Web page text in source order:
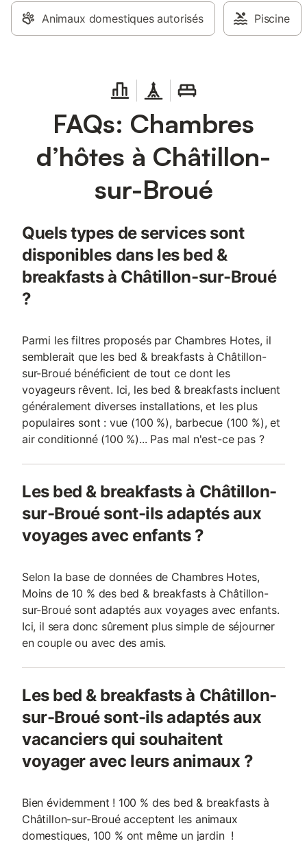
Animaux domestiques autorisés Piscine
FAQs: Chambres
d’hôtes à Châtillon-
sur-Broué
Quels types de services sont
disponibles dans les bed &
breakfasts à Châtillon-sur-Broué
?
Parmi les filtres proposés par Chambres Hotes, il
semblerait que les bed & breakfasts à Châtillon-
sur-Broué bénéficient de tout ce dont les
voyageurs rêvent. Ici, les bed & breakfasts incluent
généralement diverses installations, et les plus
populaires sont : vue (100 %), barbecue (100 %), et
air conditionné (100 %)... Pas mal n'est-ce pas ?
Les bed & breakfasts à Châtillon-
sur-Broué sont-ils adaptés aux
voyages avec enfants ?
Selon la base de données de Chambres Hotes,
Moins de 10 % des bed & breakfasts à Châtillon-
sur-Broué sont adaptés aux voyages avec enfants.
Ici, il sera donc sûrement plus simple de séjourner
en couple ou avec des amis.
Les bed & breakfasts à Châtillon-
sur-Broué sont-ils adaptés aux
vacanciers qui souhaitent
voyager avec leurs animaux ?
Bien évidemment ! 100 % des bed & breakfasts à
Châtillon-sur-Broué acceptent les animaux
domestiques, 100 % ont même un jardin !